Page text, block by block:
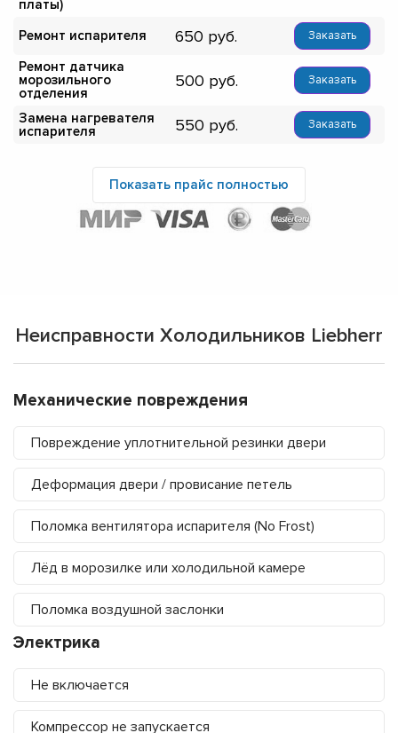
платы)
Ремонт испарителя 650 Заказать
Ремонт датчика
морозильного
отделения
500 Заказать
Замена нагревателя
испарителя
550 Заказать
Показать прайс полностью
Неисправности Холодильников Liebherr
Механические повреждения
Повреждение уплотнительной резинки двери
Деформация двери / провисание петель
Поломка вентилятора испарителя (No Frost)
Лёд в морозилке или холодильной камере
Поломка воздушной заслонки
Электрика
Не включается
Компрессор не запускается